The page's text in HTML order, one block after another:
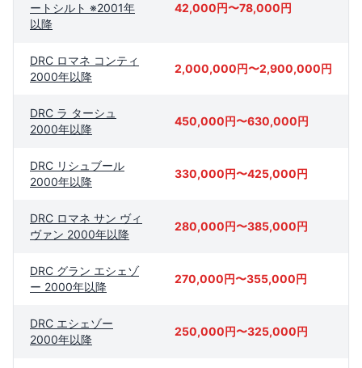
ートシルト ※2001年
以降
42,000円〜78,000円
DRC ロマネ コンティ
2000年以降
2,000,000円〜2,900,000円
DRC ラ ターシュ
2000年以降
450,000円〜630,000円
DRC リシュブール
2000年以降
330,000円〜425,000円
DRC ロマネ サン ヴィ
ヴァン 2000年以降
280,000円〜385,000円
DRC グラン エシェゾ
ー 2000年以降
270,000円〜355,000円
DRC エシェゾー
2000年以降
250,000円〜325,000円